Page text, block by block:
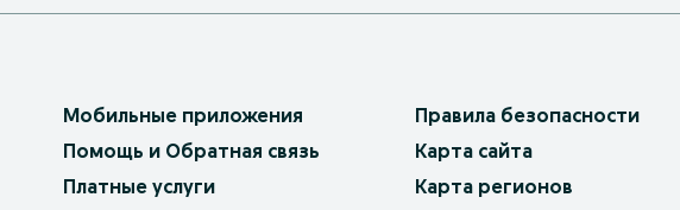
Мобильные приложения
Помощь и Обратная связь
Платные услуги
Правила безопасности
Карта сайта
Карта регионов